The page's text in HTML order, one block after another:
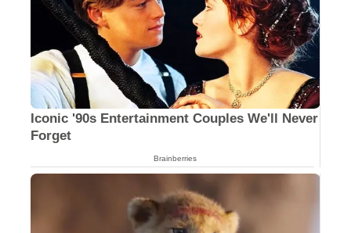
Iconic '90s Entertainment Couples We'll Never
Forget
Brainberries